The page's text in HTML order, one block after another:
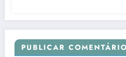
PUBLICAR COMENTÁRIO